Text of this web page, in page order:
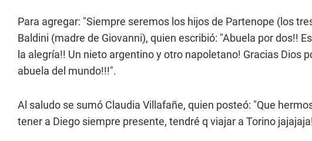
Para agregar: "Siempre seremos los hijos de Partenope (los
Baldini (madre de Giovanni), quien escribió: "Abuela por dos!!
la alegría!! Un nieto argentino y otro napoletano! Gracias Dios
abuela del mundo!!!".
Al saludo se sumó Claudia Villafañe, quien posteó: "Que
tener a Diego siempre presente, tendré q viajar a Torino